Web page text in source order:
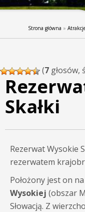
Strona główna »
(7 głosów,
Skałki
Rezerwat Wysokie
rezerwatem
Położony jest on
Wysokiej (obszar
Słowacją. Z